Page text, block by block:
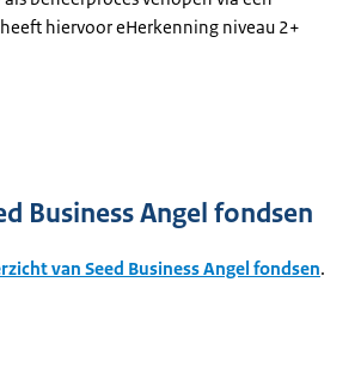
heeft hiervoor eHerkenning niveau 2+
Business Angel fondsen
van Seed Business Angel fondsen.